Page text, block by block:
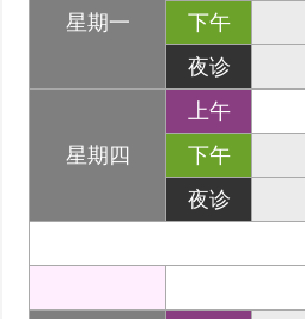
星期一
下午
夜诊
星期四
上午
下午
夜诊